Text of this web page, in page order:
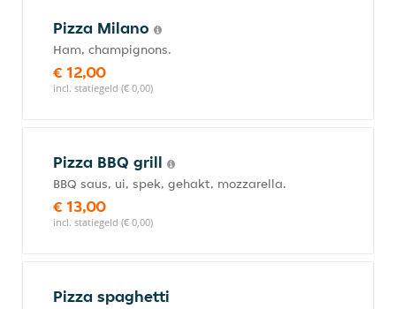
Pizza Milano
Ham, champignons.
€ 12,00
incl. statiegeld (€ 0,00)
Pizza BBQ grill
BBQ saus, ui, spek, gehakt, mozzarella.
€ 13,00
incl. statiegeld (€ 0,00)
Pizza spaghetti